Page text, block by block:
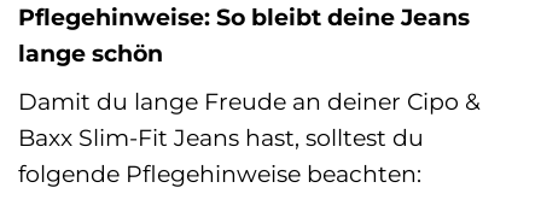
Pflegehinweise: So bleibt deine Jeans
lange schön
Damit du lange Freude an deiner Cipo &
Baxx Slim-Fit Jeans hast, solltest du
folgende Pflegehinweise beachten: